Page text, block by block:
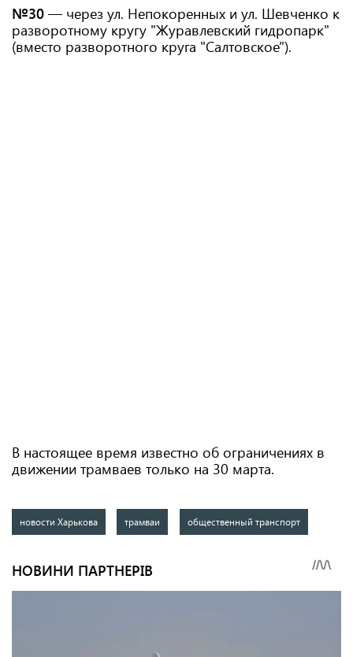
№30 — через ул. Непокоренных и ул. Шевченко к
разворотному кругу "Журавлевский гидропарк"
(вместо разворотного круга "Салтовское").
В настоящее время известно об ограничениях в
движении трамваев только на 30 марта.
новости Харькова трамваи общественный транспорт